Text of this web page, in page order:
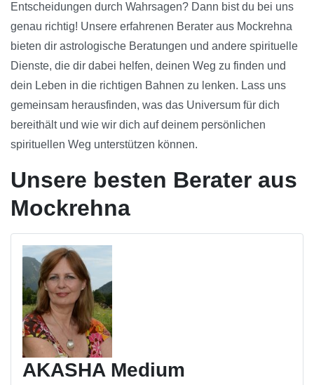
Entscheidungen durch Wahrsagen? Dann bist du bei uns
genau richtig! Unsere erfahrenen Berater aus Mockrehna
bieten dir astrologische Beratungen und andere spirituelle
Dienste, die dir dabei helfen, deinen Weg zu finden und
dein Leben in die richtigen Bahnen zu lenken. Lass uns
gemeinsam herausfinden, was das Universum für dich
bereithält und wie wir dich auf deinem persönlichen
spirituellen Weg unterstützen können.
Unsere besten Berater aus
Mockrehna
AKASHA Medium